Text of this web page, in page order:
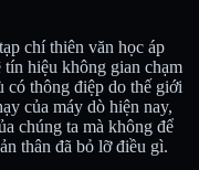
chí thiên văn học áp
hiệu không gian chạm
thông điệp do thế giới
của máy dò hiện nay,
chúng ta mà không để
thân đã bỏ lỡ điều gì.